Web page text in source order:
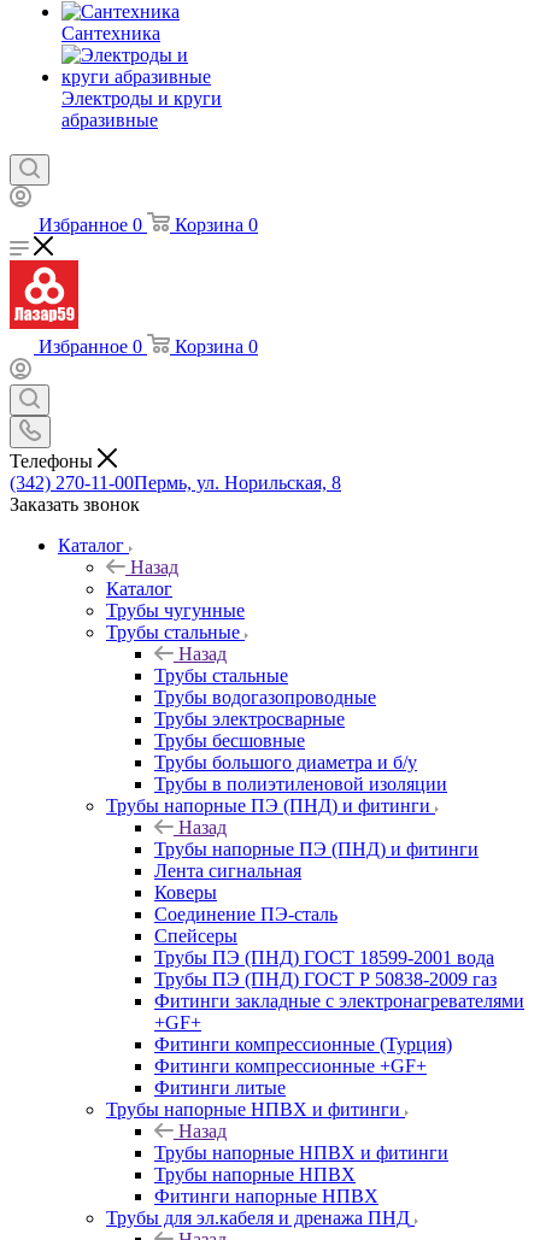
Сантехника
Электроды и круги
абразивные
Избранное 0 Корзина 0
Избранное 0 Корзина 0
Телефоны
(342) 270-11-00Пермь, ул. Норильская, 8
Заказать звонок
Каталог
Назад
Каталог
Трубы чугунные
Трубы стальные
Назад
Трубы стальные
Трубы водогазопроводные
Трубы электросварные
Трубы бесшовные
Трубы большого диаметра и б/у
Трубы в полиэтиленовой изоляции
Трубы напорные ПЭ (ПНД) и фитинги
Назад
Трубы напорные ПЭ (ПНД) и фитинги
Лента сигнальная
Коверы
Соединение ПЭ-сталь
Спейсеры
Трубы ПЭ (ПНД) ГОСТ 18599-2001 вода
Трубы ПЭ (ПНД) ГОСТ Р 50838-2009 газ
Фитинги закладные с электронагревателями
+GF+
Фитинги компрессионные (Турция)
Фитинги компрессионные +GF+
Фитинги литые
Трубы напорные НПВХ и фитинги
Назад
Трубы напорные НПВХ и фитинги
Трубы напорные НПВХ
Фитинги напорные НПВХ
Трубы для эл.кабеля и дренажа ПНД